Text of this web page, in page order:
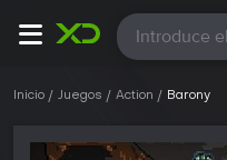
Todas
Inicio Juegos Action Barony